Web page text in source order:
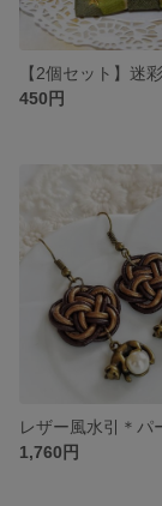
450円
1,760円